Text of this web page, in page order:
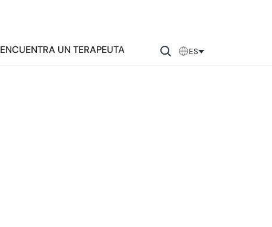
ENCUENTRA UN TERAPEUTA ES